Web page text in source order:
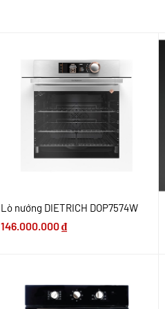
Lò nướng DIETRICH DOP7574W
146.000.000₫